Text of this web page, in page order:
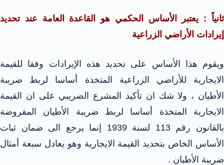
ثانياً : يعتبر الأساس الحكمي هو القاعدة العامة عند تحديد
إيرادات الأراضي الزراعية
ويقوم هذا الأساس على تحديد هذه الإيرادات وفقا للقيمة
الايجارية للأراضي الزراعية المتخذة أساسا لربط ضريبة
الأطيان ، ولا شك ان تأكيد المشرع الضريبي على ان القيمة
الايجارية المتخذة أساسا لربط ضريبة الأطيان المفروضة
بالقانون رقم 113 لسنة 1939 إنما يرجع الى ضمان ثبات
الأساس الخاص بتحديد القيمة الايجارية وهو يعادل سبعة أمثال
ضريبة الأطيان .